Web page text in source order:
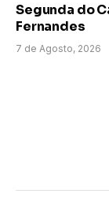
Segunda do
Fernandes
7 de Agosto, 2026